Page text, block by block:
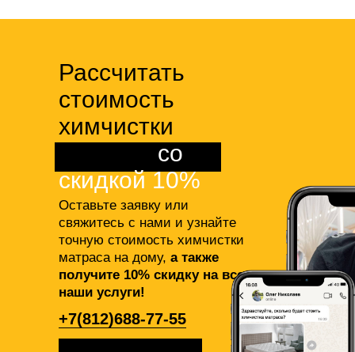
Оставьте заявку или
свяжитесь с нами и узнайте
точную стоимость химчистки
матраса на дому, а также
получите 10% скидку на все
наши услуги!
Рассчитать
стоимость
химчистки
со
скидкой 10%
+7(812)688-77-55